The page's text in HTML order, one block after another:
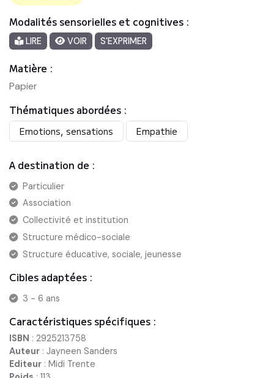
Modalités sensorielles et cognitives :
LIRE VOIR S'EXPRIMER
Matière :
Papier
Thématiques abordées :
Emotions, sensations Empathie
A destination de :
Particulier
Association
Collectivité et institution
Structure médico-sociale
Structure éducative, sociale, jeunesse
Cibles adaptées :
3 - 6 ans
Caractéristiques spécifiques :
ISBN : 2925213758
Auteur : Jayneen Sanders
Editeur : Midi Trente